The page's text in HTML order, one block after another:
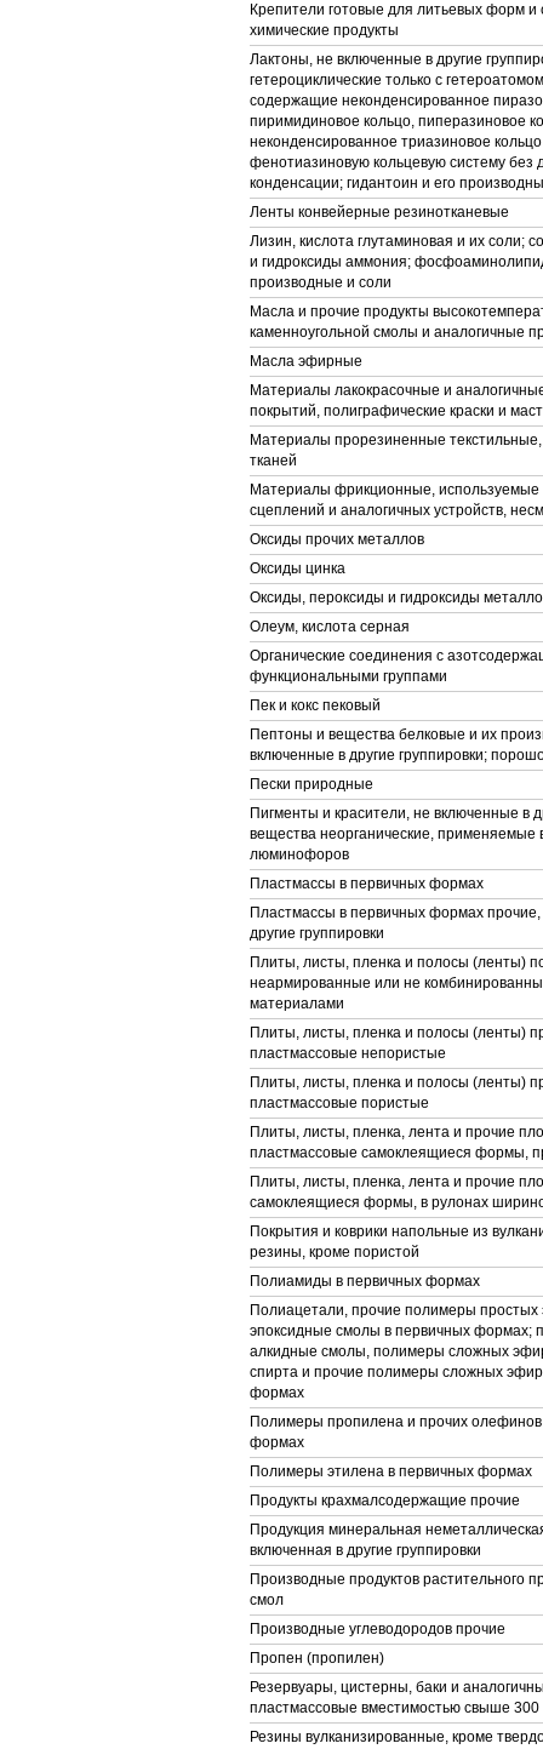
Крепители готовые для литьевых форм и
химические продукты
Лактоны, не включенные в другие
гетероциклические только с
содержащие неконденсированное
пиримидиновое кольцо, пиперазиновое
неконденсированное триазиновое
фенотиазиновую кольцевую систему без
конденсации; гидантоин и его
Ленты конвейерные резинотканевые
Лизин, кислота глутаминовая и их соли;
и гидроксиды аммония;
производные и соли
Масла и прочие продукты
каменноугольной смолы и аналогичные
Масла эфирные
Материалы лакокрасочные и
покрытий, полиграфические краски и
Материалы прорезиненные
тканей
Материалы фрикционные, используемые
сцеплений и аналогичных устройств,
Оксиды прочих металлов
Оксиды цинка
Оксиды, пероксиды и гидроксиды
Олеум, кислота серная
Органические соединения с
функциональными группами
Пек и кокс пековый
Пептоны и вещества белковые и их
включенные в другие группировки;
Пески природные
Пигменты и красители, не включенные в
вещества неорганические, применяемые
люминофоров
Пластмассы в первичных формах
Пластмассы в первичных формах
другие группировки
Плиты, листы, пленка и полосы (ленты)
неармированные или не
материалами
Плиты, листы, пленка и полосы (ленты)
пластмассовые непористые
Плиты, листы, пленка и полосы (ленты)
пластмассовые пористые
Плиты, листы, пленка, лента и прочие
пластмассовые самоклеящиеся формы,
Плиты, листы, пленка, лента и прочие
самоклеящиеся формы, в рулонах
Покрытия и коврики напольные из
резины, кроме пористой
Полиамиды в первичных формах
Полиацетали, прочие полимеры простых
эпоксидные смолы в первичных формах;
алкидные смолы, полимеры сложных
спирта и прочие полимеры сложных
формах
Полимеры пропилена и прочих
формах
Полимеры этилена в первичных формах
Продукты крахмалсодержащие прочие
Продукция минеральная
включенная в другие группировки
Производные продуктов растительного
смол
Производные углеводородов прочие
Пропен (пропилен)
Резервуары, цистерны, баки и
пластмассовые вместимостью свыше 300
Резины вулканизированные, кроме